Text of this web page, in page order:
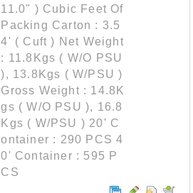
11.0" ) Cubic Feet Of
Packing Carton : 3.5
4' ( Cuft ) Net Weight
: 11.8Kgs ( W/O PSU
), 13.8Kgs ( W/PSU )
Gross Weight : 14.8K
gs ( W/O PSU ), 16.8
Kgs ( W/PSU ) 20' C
ontainer : 290 PCS 4
0' Container : 595 P
CS